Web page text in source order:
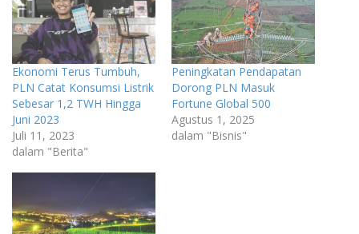
Ekonomi Terus Tumbuh,
PLN Catat Konsumsi Listrik
Sebesar 1,2 TWH Hingga
Juni 2023
Juli 11, 2023
dalam "Berita"
Peningkatan Pendapatan
Dorong PLN Masuk
Fortune Global 500
Agustus 1, 2025
dalam "Bisnis"